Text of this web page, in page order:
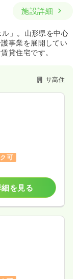
施設詳細
」。山形県を中心
事業を展開してい
貸住宅です。
サ高住
可
細を見る